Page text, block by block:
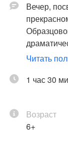
Вечер,
исполнит
любимые
Читать
1 час 30
Возраст
6+